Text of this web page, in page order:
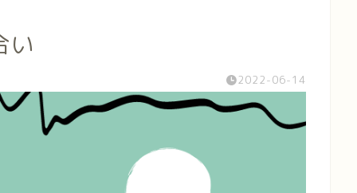
い
2022-06-14